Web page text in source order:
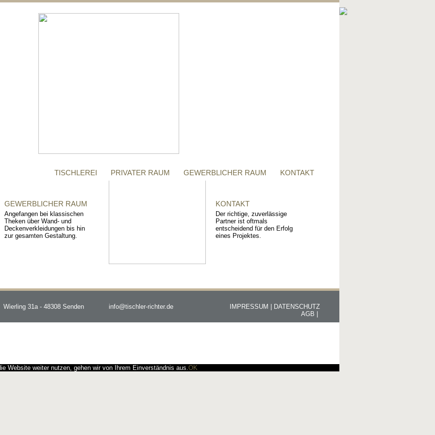
TISCHLEREI PRIVATER RAUM GEWERBLICHER RAUM KONTAKT
GEWERBLICHER RAUM
Angefangen bei klassischen
Theken über Wand- und
Deckenverkleidungen bis hin
zur gesamten Gestaltung.
KONTAKT
Der richtige, zuverlässige
Partner ist oftmals
entscheidend für den Erfolg
eines Projektes.
Wierling 31a - 48308 Senden info@tischler-richter.de DATENSCHUTZ
IMPRESSUM |
AGB |
Website weiter nutzen, gehen wir von Ihrem Einverständnis aus.OK